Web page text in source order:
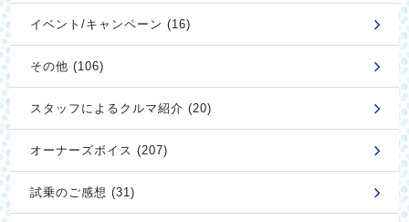
イベント/キャンペーン (16)
その他 (106)
スタッフによるクルマ紹介 (20)
オーナーズボイス (207)
試乗のご感想 (31)